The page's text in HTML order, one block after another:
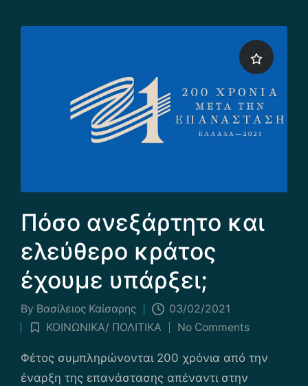
Πόσο ανεξάρτητο και
ελεύθερο κράτος
έχουμε υπάρξει;
Posted
by
By Βασίλειος Καίσαρης 03/02/2021
Posted
in
ΚΟΙΝΩΝΙΚΑ/ ΠΟΛΙΤΙΚΑ No Comments
Φέτος συμπληρώνονται 200 χρόνια από την
έναρξη της επανάστασης απέναντι στην